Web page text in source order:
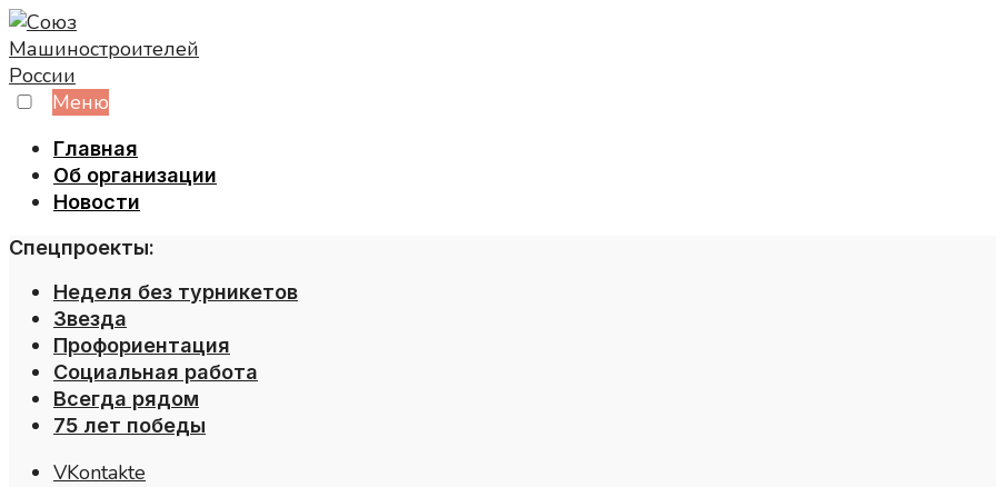
Skip
to
content
Меню
Главная
Об организации
Новости
Спецпроекты:
Неделя без турникетов
Звезда
Профориентация
Социальная работа
Всегда рядом
75 лет победы
VKontakte